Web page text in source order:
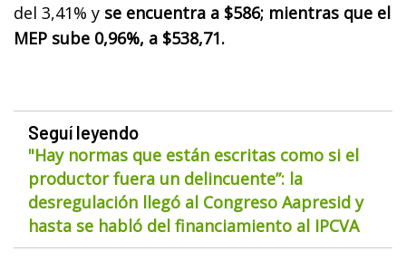
del 3,41% y se encuentra a $586; mientras que el
MEP sube 0,96%, a $538,71.
Seguí leyendo
"Hay normas que están escritas como si el
productor fuera un delincuente”: la
desregulación llegó al Congreso Aapresid y
hasta se habló del financiamiento al IPCVA